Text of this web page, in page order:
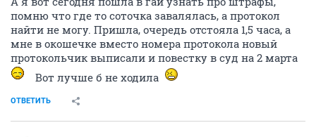
помню что где то соточка завалялась, а протокол
найти не могу. Пришла, очередь отстояла 1,5 часа, а
мне в окошечке вместо номера протокола новый
протокольчик выписали и повестку в суд на 2 марта
Вот лучше б не ходила
ОТВЕТИТЬ